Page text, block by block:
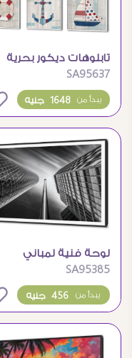
تابلوهات ديكور بحرية
ثلاث قطع بأسلوب
مودرن
SA95637
1648 جنيه يبدأ من
لوحة فنية لمباني
معمارية حديثة ابيض
واسود
SA95385
456 جنيه يبدأ من